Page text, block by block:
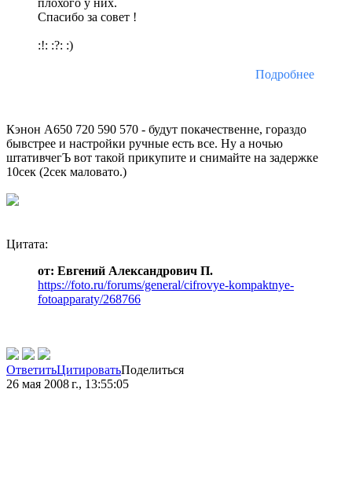
плохого у них.
Спасибо за совет !
:!: :?: :)
Подробнее
Кэнон А650 720 590 570 - будут покачественне, гораздо
бывстрее и настройки ручные есть все. Ну а ночью
штативчегЪ вот такой прикупите и снимайте на задержке
10сек (2сек маловато.)
Цитата:
от: Евгений Александрович П.
https://foto.ru/forums/general/cifrovye-kompaktnye-
fotoapparaty/268766
ОтветитьЦитироватьПоделиться
26 мая 2008 г., 13:55:05